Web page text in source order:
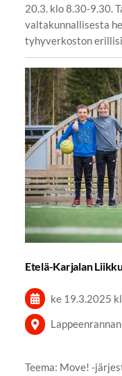
20.3. klo 8.30-9.30.
valtakunnallisesta
tyhyverkoston
Etelä-Karjalan
ke 19.3.2025
Teema: Move! -